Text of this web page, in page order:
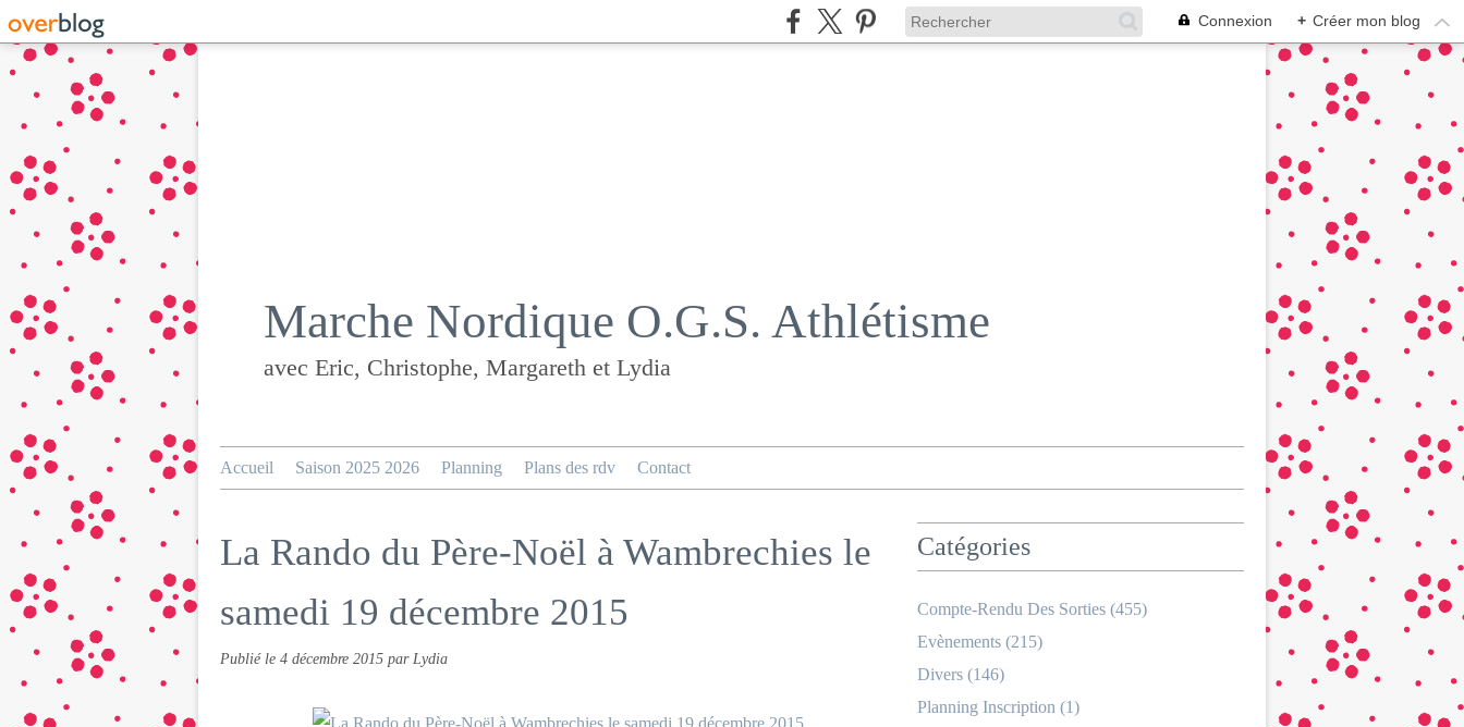
Connexion + Créer mon blog
Marche Nordique O.G.S. Athlétisme
avec Eric, Christophe, Margareth et Lydia
Accueil Saison 2025 2026 Planning Plans des rdv Contact
La Rando du Père-Noël à Wambrechies le
samedi 19 décembre 2015
Publié le 4 décembre 2015 par Lydia
Catégories
Compte-Rendu Des Sorties (455)
Evènements (215)
Divers (146)
Planning Inscription (1)